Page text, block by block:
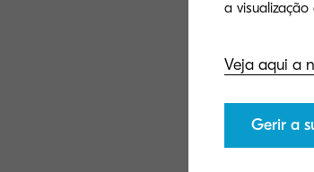
Veja aqui a
Gerir a